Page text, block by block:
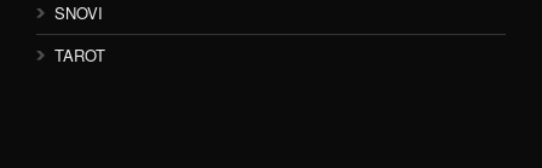
SNOVI
TAROT